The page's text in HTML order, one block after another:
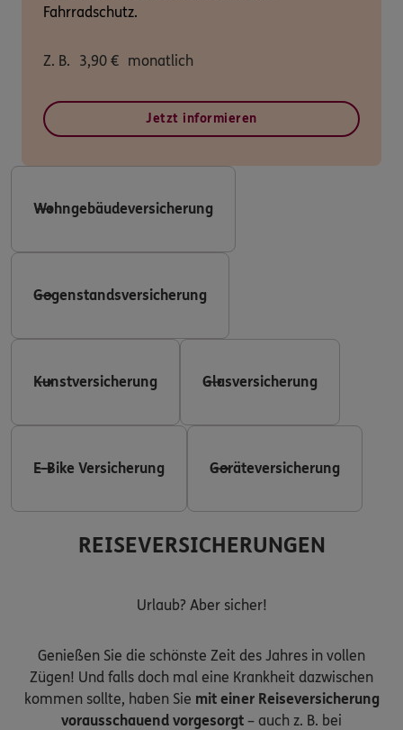
Fahrradschutz.
Z. B. 3,90 € monatlich
Jetzt informieren
Wohngebäudeversicherung
Gegenstandsversicherung
Kunstversicherung Glasversicherung
E-Bike Versicherung Geräteversicherung
REISEVERSICHERUNGEN
Urlaub? Aber sicher!
Genießen Sie die schönste Zeit des Jahres in vollen
Zügen! Und falls doch mal eine Krankheit dazwischen
kommen sollte, haben Sie mit einer Reiseversicherung
vorausschauend vorgesorgt – auch z. B. bei